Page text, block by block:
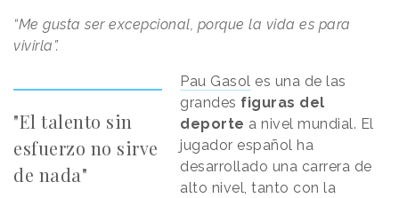
“Me gusta ser excepcional, porque la vida es para
vivirla”.
"El talento sin
esfuerzo no sirve
de nada"
Pau Gasol es una de las
grandes figuras del
deporte a nivel mundial. El
jugador español ha
desarrollado una carrera de
alto nivel, tanto con la